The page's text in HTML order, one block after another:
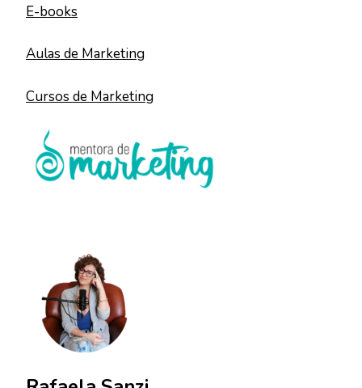
E-books
Aulas de Marketing
Cursos de Marketing